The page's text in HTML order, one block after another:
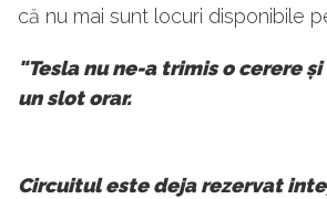
că nu mai sunt locuri disponibile
"Tesla nu ne-a trimis o cerere
un slot orar.
Circuitul este deja rezervat